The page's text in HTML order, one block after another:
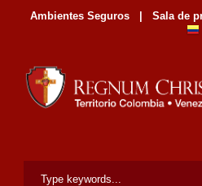
Ambientes Seguros Sala de